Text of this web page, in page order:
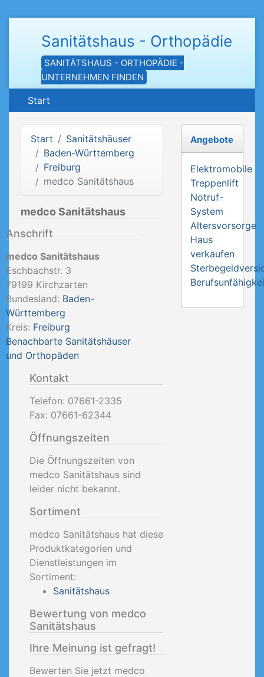
Sanitätshaus - Orthopädie
SANITÄTSHAUS - ORTHOPÄDIE -
UNTERNEHMEN FINDEN
Start
Start
Sanitätshäuser
Baden-Württemberg
Freiburg
medco Sanitätshaus
medco Sanitätshaus
Anschrift
medco Sanitätshaus
Eschbachstr. 3
79199 Kirchzarten
Bundesland: Baden-
Württemberg
Kreis: Freiburg
Benachbarte Sanitätshäuser
und Orthopäden
Kontakt
Telefon: 07661-2335
Fax: 07661-62344
Öffnungszeiten
Die Öffnungszeiten von
medco Sanitätshaus sind
leider nicht bekannt.
Sortiment
medco Sanitätshaus hat diese
Produktkategorien und
Dienstleistungen im
Sortiment:
Sanitätshaus
Bewertung von medco
Sanitätshaus
Ihre Meinung ist gefragt!
Bewerten Sie jetzt medco
Angebote
Elektromobile
Treppenlift
Notruf-
System
Altersvorsorge
Haus
verkaufen